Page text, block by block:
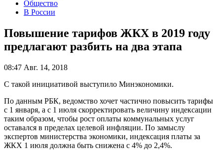
Общество
В России
Повышение тарифов ЖКХ в 2019 году
предлагают разбить на два этапа
08:47 Авг. 14, 2018
С такой инициативой выступило Минэкономики.
По данным РБК, ведомство хочет частично повысить тарифы
с 1 января, а с 1 июля скорректировать величину индексации
таким образом, чтобы рост оплаты коммунальных услуг
оставался в пределах целевой инфляции. По замыслу
экспертов министерства экономики, индексация платы за
ЖКХ 1 июля должна быть снижена с 4% до 2,4%.